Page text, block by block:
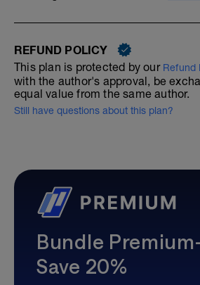
REFUND POLICY
This plan is protected by our Refund
with the author's approval, be
equal value from the same author.
Still have questions about this plan?
Bundle
Save 20%